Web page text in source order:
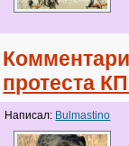
протеста
Написал: Bulmastino